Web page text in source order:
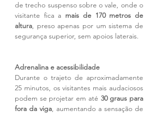
de trecho suspenso sobre o vale, onde o
visitante fica a mais de 170 metros de
altura, preso apenas por um sistema de
segurança superior, sem apoios laterais.
Adrenalina e acessibilidade
Durante o trajeto de aproximadamente
25 minutos, os visitantes mais audaciosos
podem se projetar em até 30 graus para
fora da viga, aumentando a sensação de